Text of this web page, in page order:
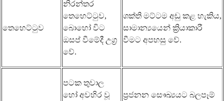
තෙහෙට්ටුව
නිරන්තර
තෙහෙට්ටුව,
බොහෝ විට
ඔසප් වීමේදී උග්‍ර
වේ.
ශක්ති මට්ටම අඩු කළ හැකිය,
සාමාන්‍යයෙන් ක්‍රියාකාරී
වීමට අපහසු වේ.
පටක තුවාල
හෝ අවහිර වූ
ප්‍රජනන සෞඛ්‍යයට බලපෑම්